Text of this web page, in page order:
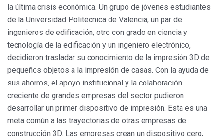
la última crisis económica. Un grupo de jóvenes estudiantes
de la Universidad Politécnica de Valencia, un par de
ingenieros de edificación, otro con grado en ciencia y
tecnología de la edificación y un ingeniero electrónico,
decidieron trasladar su conocimiento de la impresión 3D de
pequeños objetos a la impresión de casas. Con la ayuda de
sus ahorros, el apoyo institucional y la colaboración
creciente de grandes empresas del sector pudieron
desarrollar un primer dispositivo de impresión. Esta es una
meta común a las trayectorias de otras empresas de
construcción 3D. Las empresas crean un dispositivo cero,